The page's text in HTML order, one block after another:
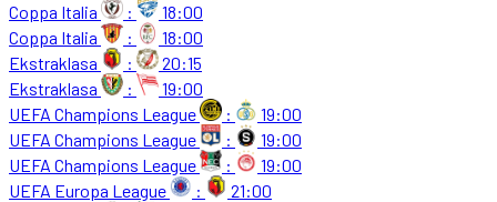
Coppa Italia
:
18:00
Coppa Italia
:
18:00
Ekstraklasa
:
20:15
Ekstraklasa
:
19:00
UEFA Champions League
:
19:00
UEFA Champions League
:
19:00
UEFA Champions League
:
19:00
UEFA Europa League
:
21:00